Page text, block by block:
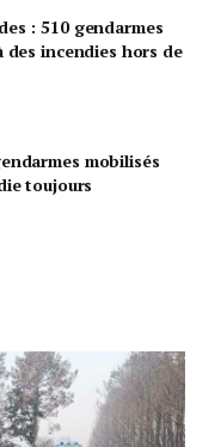
: 510 gendarmes
des incendies hors de
mobilisés
toujours